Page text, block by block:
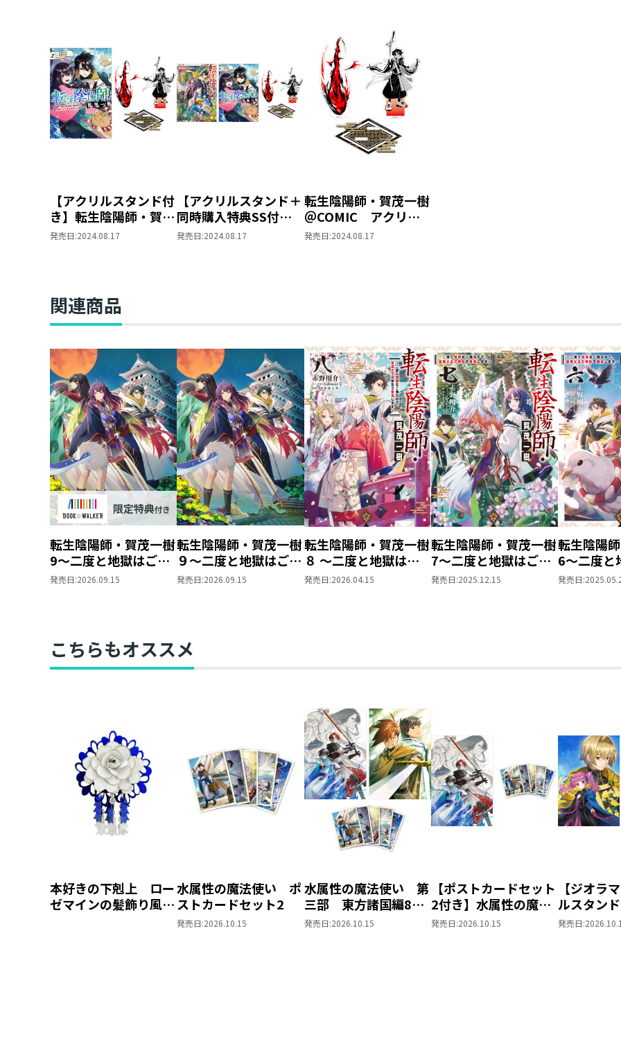
【アクリルスタンド付
き】転生陰陽師・賀茂
一樹～二度と地獄はご
ナ・コミックス）
発売日:2024.08.17
【アクリルスタンド＋
同時購入特典SS付
き】転生陰陽師・賀茂
発売日:2024.08.17
転生陰陽師・賀茂一樹
＠COMIC アクリル
スタンド
発売日:2024.08.17
関連商品
転生陰陽師・賀茂一樹
9～二度と地獄はご免
なので、閻魔大王の神
き】
発売日:2026.09.15
転生陰陽師・賀茂一樹
９～二度と地獄はご免
なので、閻魔大王の神
発売日:2026.09.15
転生陰陽師・賀茂一樹
８ ～二度と地獄はご
免なので、閻魔大王の
発売日:2026.04.15
転生陰陽師・賀茂一樹
7～二度と地獄はご免
なので、閻魔大王の神
発売日:2025.12.15
転生陰陽
6～二度と
なので、閻
発売日:
こちらもオススメ
本好きの下剋上 ロー
ゼマインの髪飾り風ブ
水属性の魔法使い ポ
ストカードセット2
発売日:2026.10.15
水属性の魔法使い 第
三部 東方諸国編8
同時発売まとめ買いセ
発売日:2026.10.15
【ポストカードセット
2付き】水属性の魔法
使い 第三部 東方諸
発売日:2026.10.15
【ジオラ
ルスタン
きの下剋上
発売日: